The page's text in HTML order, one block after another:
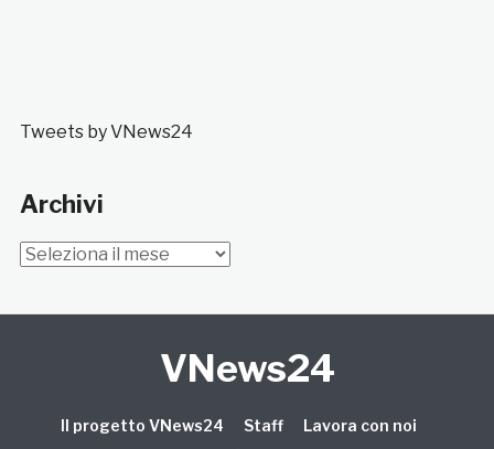
Tweets by VNews24
Archivi
Archivi
VNews24
Il progetto VNews24 Staff
Lavora con noi